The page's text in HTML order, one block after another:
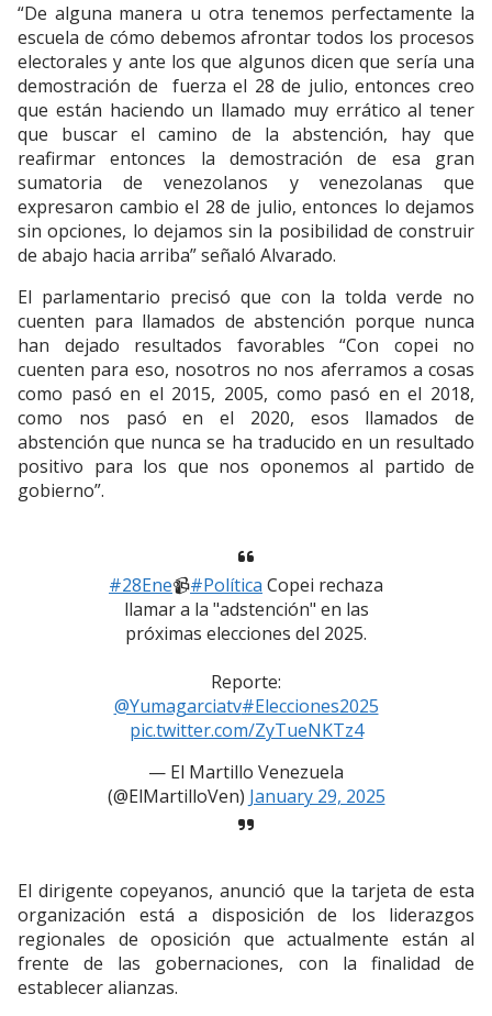
“De alguna manera u otra tenemos perfectamente la
escuela de cómo debemos afrontar todos los procesos
electorales y ante los que algunos dicen que sería una
demostración de fuerza el 28 de julio, entonces creo
que están haciendo un llamado muy errático al tener
que buscar el camino de la abstención, hay que
reafirmar entonces la demostración de esa gran
sumatoria de venezolanos y venezolanas que
expresaron cambio el 28 de julio, entonces lo dejamos
sin opciones, lo dejamos sin la posibilidad de construir
de abajo hacia arriba” señaló Alvarado.
El parlamentario precisó que con la tolda verde no
cuenten para llamados de abstención porque nunca
han dejado resultados favorables “Con copei no
cuenten para eso, nosotros no nos aferramos a cosas
como pasó en el 2015, 2005, como pasó en el 2018,
como nos pasó en el 2020, esos llamados de
abstención que nunca se ha traducido en un resultado
positivo para los que nos oponemos al partido de
gobierno”.
#28Ene📹#Política Copei rechaza
llamar a la "adstención" en las
próximas elecciones del 2025.
Reporte:
@Yumagarciatv#Elecciones2025
pic.twitter.com/ZyTueNKTz4
— El Martillo Venezuela
(@ElMartilloVen) January 29, 2025
El dirigente copeyanos, anunció que la tarjeta de esta
organización está a disposición de los liderazgos
regionales de oposición que actualmente están al
frente de las gobernaciones, con la finalidad de
establecer alianzas.